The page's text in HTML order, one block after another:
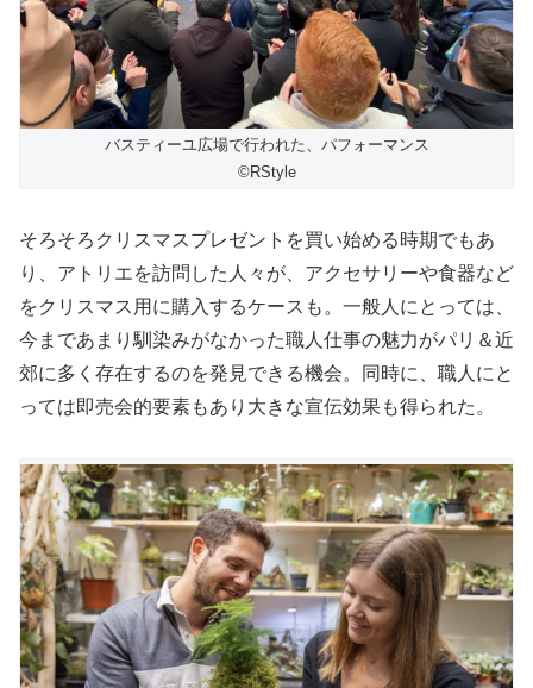
バスティーユ広場で行われた、パフォーマンス
©️RStyle
そろそろクリスマスプレゼントを買い始める時期でもあ
り、アトリエを訪問した人々が、アクセサリーや食器など
をクリスマス用に購入するケースも。一般人にとっては、
今まであまり馴染みがなかった職人仕事の魅力がパリ＆近
郊に多く存在するのを発見できる機会。同時に、職人にと
っては即売会的要素もあり大きな宣伝効果も得られた。